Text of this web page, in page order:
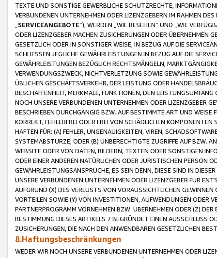
TEXTE UND SONSTIGE GEWERBLICHE SCHUTZRECHTE,
VERBUNDENEN UNTERNEHMEN ODER LIZENZGEBERN IM RAHMEN
SERVICEANGEBOTE“), WERDEN „WIE BESEHEN“ UND „WIE
ODER LIZENZGEBER MACHEN ZUSICHERUNGEN ODER ÜBERNEHMEN
GESETZLICH ODER IN SONSTIGER WEISE, IN BEZUG AUF DIE
SCHLIESSEN JEGLICHE GEWÄHRLEISTUNGEN IN BEZUG AUF DIE
GEWÄHRLEISTUNGEN BEZÜGLICH RECHTSMÄNGELN,
VERWENDUNGSZWECK, NICHTVERLETZUNG SOWIE
ÜBLICHEN GESCHÄFTSVERKEHR, DER LEISTUNG ODER
BESCHAFFENHEIT, MERKMALE, FUNKTIONEN, DEN
NOCH UNSERE VERBUNDENEN UNTERNEHMEN ODER LIZENZGEBER
BESCHRIEBEN DURCHGÄNGIG BZW. AUF BESTIMMTE ART UND
KORREKT, FEHLERFREI ODER FREI VON SCHÄDLICHEN
HAFTEN FÜR: (A) FEHLER, UNGENAUIGKEITEN, VIREN,
SYSTEMABSTÜRZE; ODER (B) UNBERECHTIGTE ZUGRIFFE AUF BZW.
WEBSITE ODER VON DATEN, BILDERN, TEXTEN ODER SONSTIGEN
ODER EINER ANDEREN NATÜRLICHEN ODER JURISTISCHEN PERSON
GEWÄHRLEISTUNGSANSPRÜCHE, ES SEIN DENN, DIESE SIND IN
UNSERE VERBUNDENEN UNTERNEHMEN ODER LIZENZGEBER FÜR
AUFGRUND (X) DES VERLUSTS VON VORAUSSICHTLICHEN
VORTEILEN SOWIE (Y) VON INVESTITIONEN, AUFWENDUNGEN ODER
PARTNERPROGRAMM VORNEHMEN BZW. ÜBERNEHMEN ODER (Z)
BESTIMMUNG DIESES ARTIKELS 7 BEGRÜNDET EINEN AUSSCHLUSS
ZUSICHERUNGEN, DIE NACH DEN ANWENDBAREN GESETZLICHEN
8.Haftungsbeschränkungen
WEDER WIR NOCH UNSERE VERBUNDENEN UNTERNEHMEN ODER